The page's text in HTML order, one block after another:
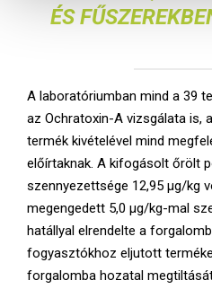
ÉS
A laboratóriumban mind a 39
az Ochratoxin-A vizsgálata is,
termék kivételével mind
előírtaknak. A kifogásolt őrölt
szennyezettsége 12,95 μg/kg
megengedett 5,0 μg/kg-mal
hatállyal elrendelte a
fogyasztókhoz eljutott
forgalomba hozatal